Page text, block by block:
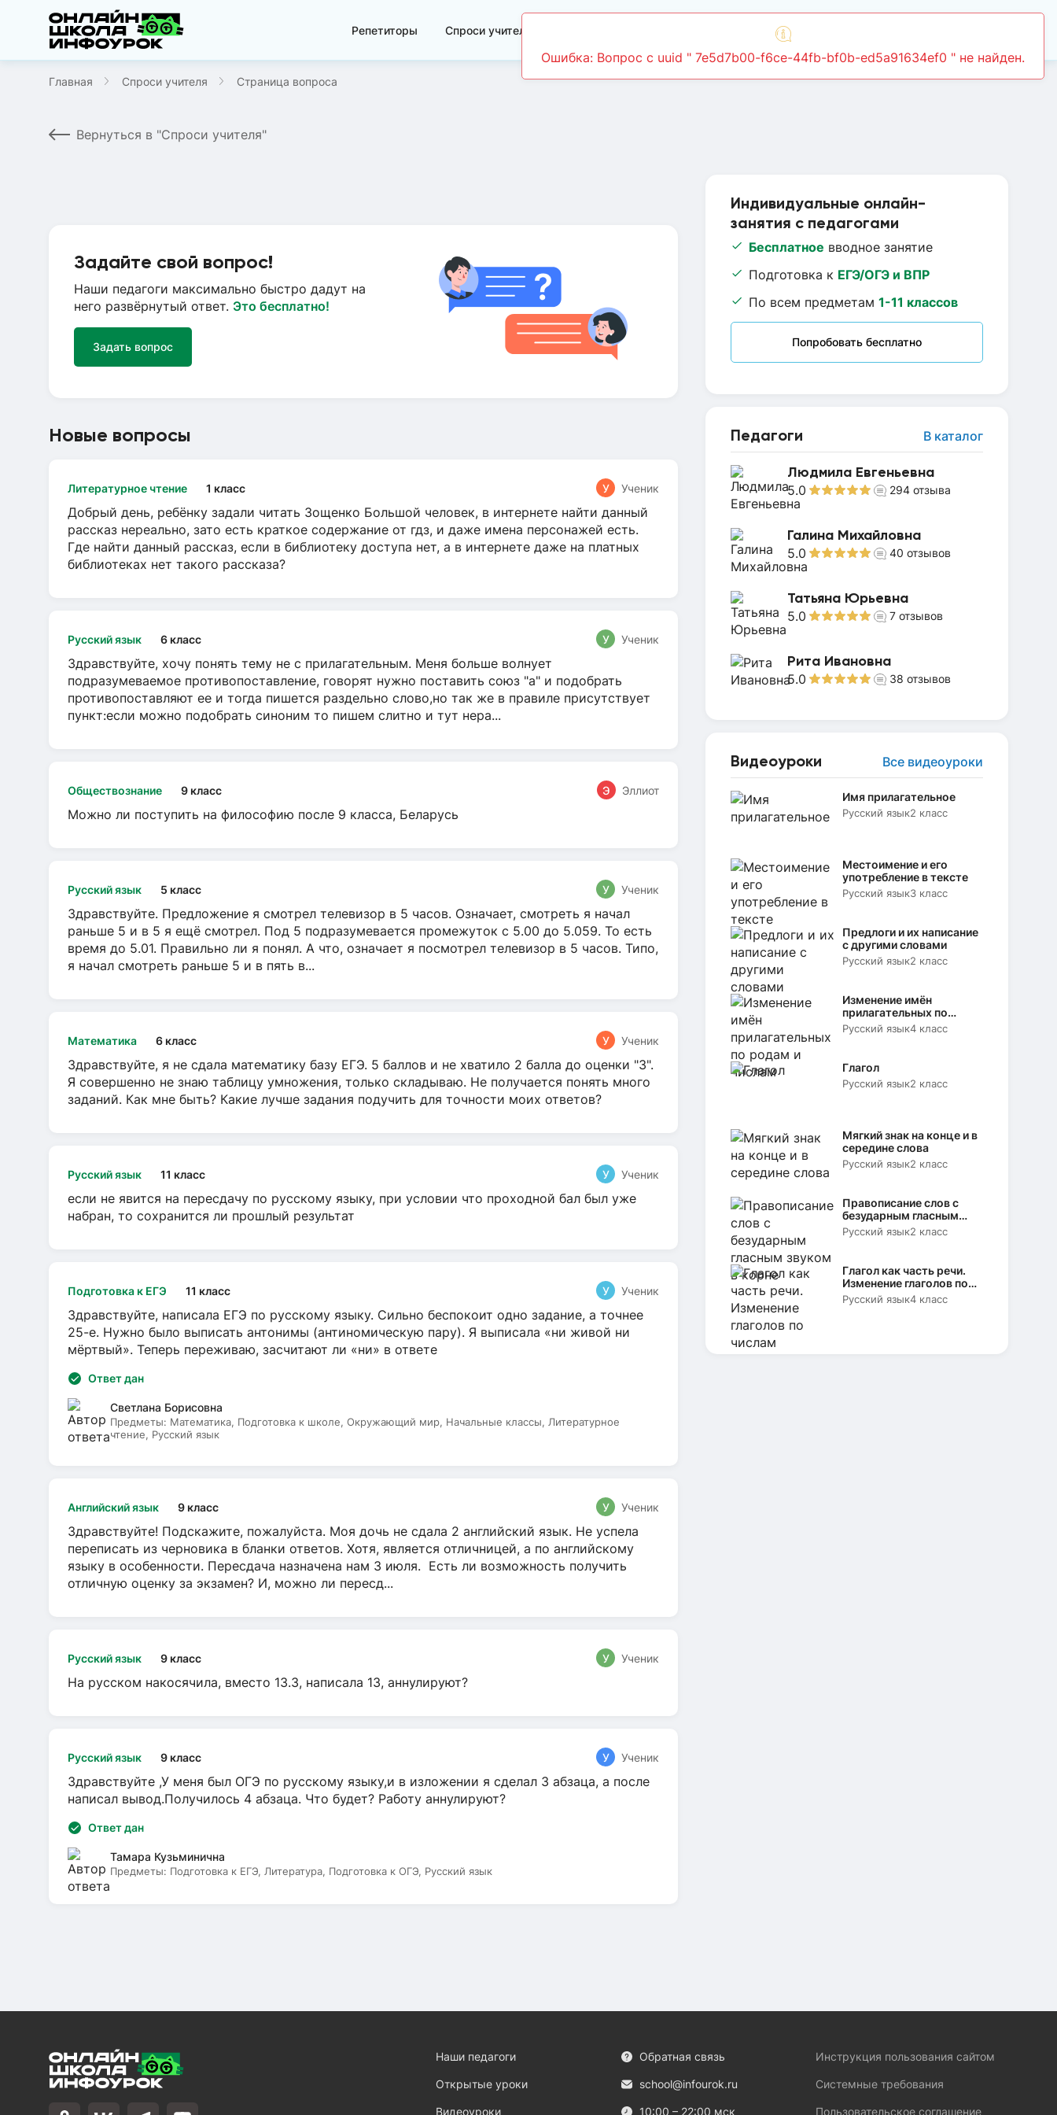
Репетиторы Спроси учителя
Главная Спроси учителя Страница вопроса
Вернуться в "Спроси учителя"
Индивидуальные онлайн-
занятия с педагогами
Бесплатное вводное занятие
Подготовка к ЕГЭ/ОГЭ и ВПР
По всем предметам 1-11 классов
Попробовать бесплатно
Педагоги В каталог
Людмила Евгеньевна
5.0 294 отзыва
Галина Михайловна
5.0 40 отзывов
Татьяна Юрьевна
5.0 7 отзывов
Рита Ивановна
5.0 38 отзывов
Видеоуроки Все видеоуроки
Имя прилагательное
Русский язык2 класс
Местоимение и его
употребление в тексте
Русский язык3 класс
Предлоги и их написание
с другими словами
Русский язык2 класс
Изменение имён
прилагательных по
родам и числам
Русский язык4 класс
Глагол
Русский язык2 класс
Мягкий знак на конце и в
середине слова
Русский язык2 класс
Правописание слов с
безударным гласным
звуком в корне
Русский язык2 класс
Глагол как часть речи.
Изменение глаголов по
числам
Русский язык4 класс
Задайте свой вопрос!
Наши педагоги максимально быстро дадут на
него развёрнутый ответ. Это бесплатно!
Задать вопрос
Новые вопросы
Литературное чтение 1 класс У Ученик
Добрый день, ребёнку задали читать Зощенко Большой человек, в интернете найти данный
рассказ нереально, зато есть краткое содержание от гдз, и даже имена персонажей есть.
Где найти данный рассказ, если в библиотеку доступа нет, а в интернете даже на платных
библиотеках нет такого рассказа?
Русский язык 6 класс У Ученик
Здравствуйте, хочу понять тему не с прилагательным. Меня больше волнует
подразумеваемое противопоставление, говорят нужно поставить союз "а" и подобрать
противопоставляют ее и тогда пишется раздельно слово,но так же в правиле присутствует
пункт:если можно подобрать синоним то пишем слитно и тут нера...
Обществознание 9 класс Э Эллиот
Можно ли поступить на философию после 9 класса, Беларусь
Русский язык 5 класс У Ученик
Здравствуйте. Предложение я смотрел телевизор в 5 часов. Означает, смотреть я начал
раньше 5 и в 5 я ещё смотрел. Под 5 подразумевается промежуток с 5.00 до 5.059. То есть
время до 5.01. Правильно ли я понял. А что, означает я посмотрел телевизор в 5 часов. Типо,
я начал смотреть раньше 5 и в пять в...
Математика 6 класс У Ученик
Здравствуйте, я не сдала математику базу ЕГЭ. 5 баллов и не хватило 2 балла до оценки "3".
Я совершенно не знаю таблицу умножения, только складываю. Не получается понять много
заданий. Как мне быть? Какие лучше задания подучить для точности моих ответов?
Русский язык 11 класс У Ученик
если не явится на пересдачу по русскому языку, при условии что проходной бал был уже
набран, то сохранится ли прошлый результат
Подготовка к ЕГЭ 11 класс У Ученик
Здравствуйте, написала ЕГЭ по русскому языку. Сильно беспокоит одно задание, а точнее
25-е. Нужно было выписать антонимы (антиномическую пару). Я выписала «ни живой ни
мёртвый». Теперь переживаю, засчитают ли «ни» в ответе
Ответ дан
Светлана Борисовна
Предметы: Математика, Подготовка к школе, Окружающий мир, Начальные классы, Литературное
чтение, Русский язык
Английский язык 9 класс У Ученик
Здравствуйте! Подскажите, пожалуйста. Моя дочь не сдала 2 английский язык. Не успела
переписать из черновика в бланки ответов. Хотя, является отличницей, а по английскому
языку в особенности. Пересдача назначена нам 3 июля. Есть ли возможность получить
отличную оценку за экзамен? И, можно ли пересд...
Русский язык 9 класс У Ученик
На русском накосячила, вместо 13.3, написала 13, аннулируют?
Русский язык 9 класс У Ученик
Здравствуйте ,У меня был ОГЭ по русскому языку,и в изложении я сделал 3 абзаца, а после
написал вывод.Получилось 4 абзаца. Что будет? Работу аннулируют?
Ответ дан
Тамара Кузьминична
Предметы: Подготовка к ЕГЭ, Литература, Подготовка к ОГЭ, Русский язык
Наши педагоги
Открытые уроки
Видеоуроки
Обратная связь
school@infourok.ru
10:00 – 22:00 мск
Инструкция пользования сайтом
Системные требования
Пользовательское соглашение